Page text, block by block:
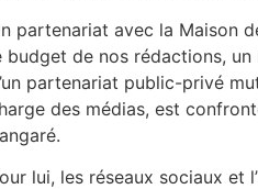
partenariat avec la Maison
budget de nos rédactions, un
partenariat public-privé
des médias, est
lui, les réseaux sociaux et